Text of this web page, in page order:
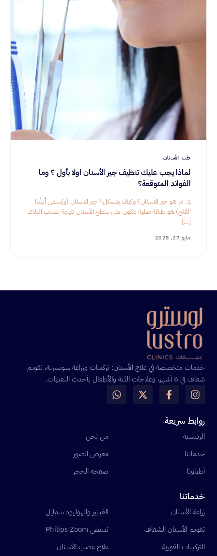
طب الأسنان
لماذا يجب عليك تنظيف جير الأسنان اولا بأول ؟ وما
الفوائد المتوقعة؟
1. ما هو جير الأسنان؟ وكيف يتشكل؟ جير الأسنان (ويُسمى أيضًا
القلح) هو طبقة صلبة تتكون على سطح الأسنان نتيجة تصلب البلاك
[…]
مايو 27, 2025
خدمات متخصصة في علاج الأسنان: تركيبات وزراعة سويسرية، تقويم
شفاف في 6 أشهر، وعلاجات اللثة والأطفال بأحدث التقنيات.
روابط سريعة
الرئيسية
من نحن
خدماتنا
معرض الصور
أطباؤنا
صفحة الحجز
خدماتنا
زراعة الأسنان
الفينير والهوليود سمايل
تقويم الأسنان الشفاف
تبييض Philips Zoom
التركيبات الفورية
علاج عصب الأسنان